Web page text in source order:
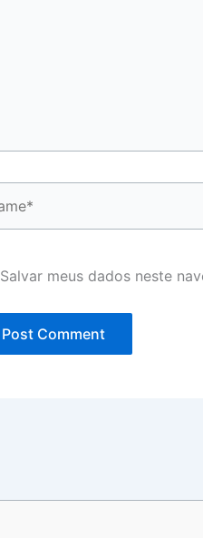
Salvar meus dados neste